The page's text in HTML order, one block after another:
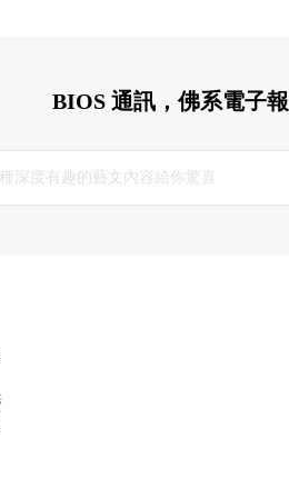
BIOS 通訊，佛系電子報